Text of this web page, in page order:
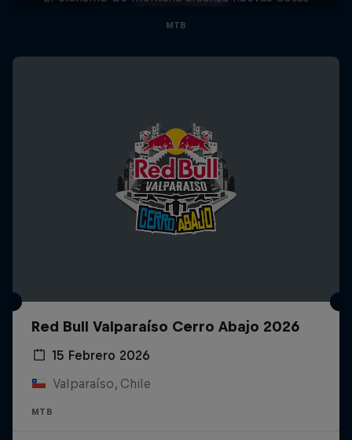
MTB
Red Bull Valparaíso Cerro Abajo 2026
15 Febrero 2026
Valparaíso, Chile
MTB